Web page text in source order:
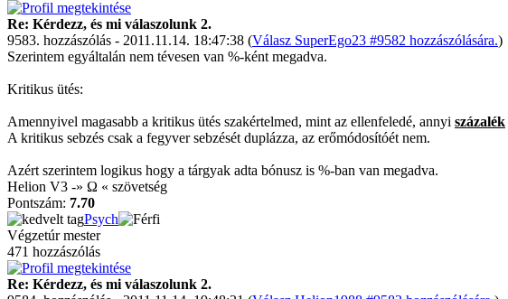
Re: Kérdezz, és mi válaszolunk 2.
9583. hozzászólás - 2011.11.14. 18:47:38 (Válasz SuperEgo23 #9582 hozzászólására.)
Szerintem egyáltalán nem tévesen van %-ként megadva.
Kritikus ütés:
Amennyivel magasabb a kritikus ütés szakértelmed, mint az ellenfeledé, annyi százalék
A kritikus sebzés csak a fegyver sebzését duplázza, az erőmódosítóét nem.
Azért szerintem logikus hogy a tárgyak adta bónusz is %-ban van megadva.
Helion V3 -» Ω « szövetség
Pontszám: 7.70
Psych
Végzetúr mester
471 hozzászólás
Re: Kérdezz, és mi válaszolunk 2.